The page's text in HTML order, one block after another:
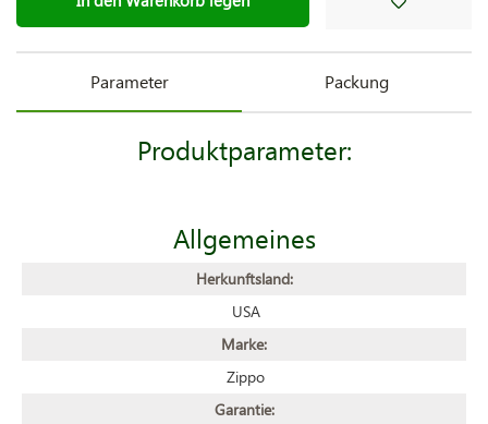
Parameter Packung
Produktparameter:
Allgemeines
Herkunftsland:
USA
Marke:
Zippo
Garantie: